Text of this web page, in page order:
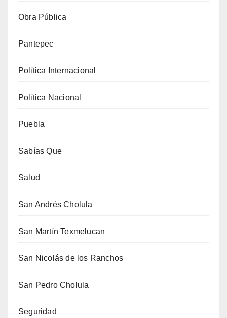
Obra Pública
Pantepec
Política Internacional
Política Nacional
Puebla
Sabías Que
Salud
San Andrés Cholula
San Martín Texmelucan
San Nicolás de los Ranchos
San Pedro Cholula
Seguridad